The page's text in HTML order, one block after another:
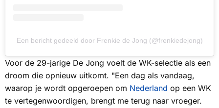
Een bericht gedeeld door Frenkie de Jong (@frenkiedejong)
Voor de 29-jarige De Jong voelt de WK-selectie als een
droom die opnieuw uitkomt. "Een dag als vandaag,
waarop je wordt opgeroepen om Nederland op een WK
te vertegenwoordigen, brengt me terug naar vroeger.